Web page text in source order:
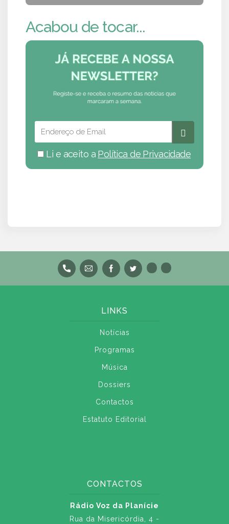
Acabou de tocar...
Li e aceito a Política de Privacidade
LINKS
Notícias
Programas
Música
Dossiers
Contactos
Estatuto Editorial
CONTACTOS
Rádio Voz da Planície
Rua da Misericórdia, 4 -